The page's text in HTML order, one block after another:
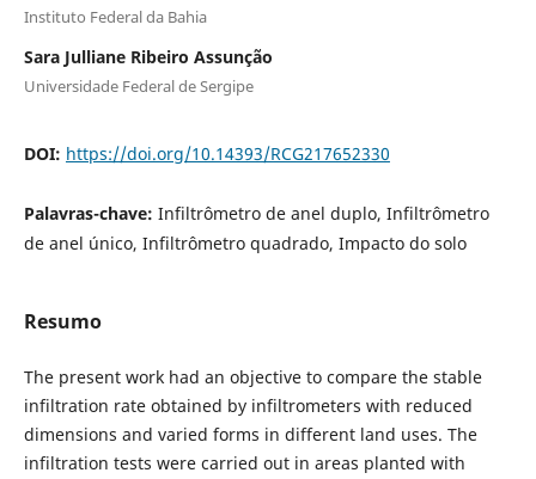
Instituto Federal da Bahia
Sara Julliane Ribeiro Assunção
Universidade Federal de Sergipe
DOI: https://doi.org/10.14393/RCG217652330
Palavras-chave: Infiltrômetro de anel duplo, Infiltrômetro
de anel único, Infiltrômetro quadrado, Impacto do solo
Resumo
The present work had an objective to compare the stable
infiltration rate obtained by infiltrometers with reduced
dimensions and varied forms in different land uses. The
infiltration tests were carried out in areas planted with